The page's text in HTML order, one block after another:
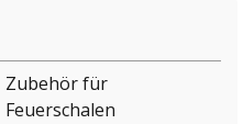
Zubehör für
Feuerschalen